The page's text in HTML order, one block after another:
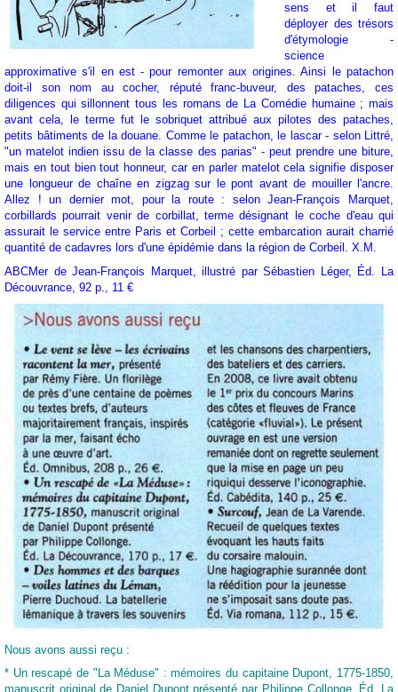
sens et il faut
déployer des trésors
d'étymologie -
science
approximative s'il en est - pour remonter aux origines. Ainsi le patachon
doit-il son nom au cocher, réputé franc-buveur, des pataches, ces
diligences qui sillonnent tous les romans de La Comédie humaine ; mais
avant cela, le terme fut le sobriquet attribué aux pilotes des pataches,
petits bâtiments de la douane. Comme le patachon, le lascar - selon Littré,
"un matelot indien issu de la classe des parias" - peut prendre une biture,
mais en tout bien tout honneur, car en parler matelot cela signifie disposer
une longueur de chaîne en zigzag sur le pont avant de mouiller l'ancre.
Allez ! un dernier mot, pour la route : selon Jean-François Marquet,
corbillards pourrait venir de corbillat, terme désignant le coche d'eau qui
assurait le service entre Paris et Corbeil ; cette embarcation aurait charrié
quantité de cadavres lors d'une épidémie dans la région de Corbeil. X.M.
ABCMer de Jean-François Marquet, illustré par Sébastien Léger, Éd. La
Découvrance, 92 p., 11 €
Nous avons aussi reçu :
* Un rescapé de "La Méduse" : mémoires du capitaine Dupont, 1775-1850,
manuscrit original de Daniel Dupont présenté par Philippe Collonge. Éd. La